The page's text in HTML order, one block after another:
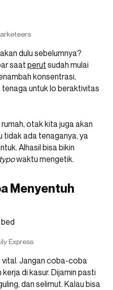
dulu sebelumnya?
saat perut sudah mulai
konsentrasi,
untuk lo beraktivitas
otak kita juga akan
tidak ada tenaganya, ya
Alhasil bisa bikin
typowaktu mengetik.
Menyentuh
Express
vital. Jangan coba-coba
di kasur. Dijamin pasti
dan selimut. Kalau bisa